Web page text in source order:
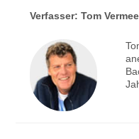
Verfasser:Tom